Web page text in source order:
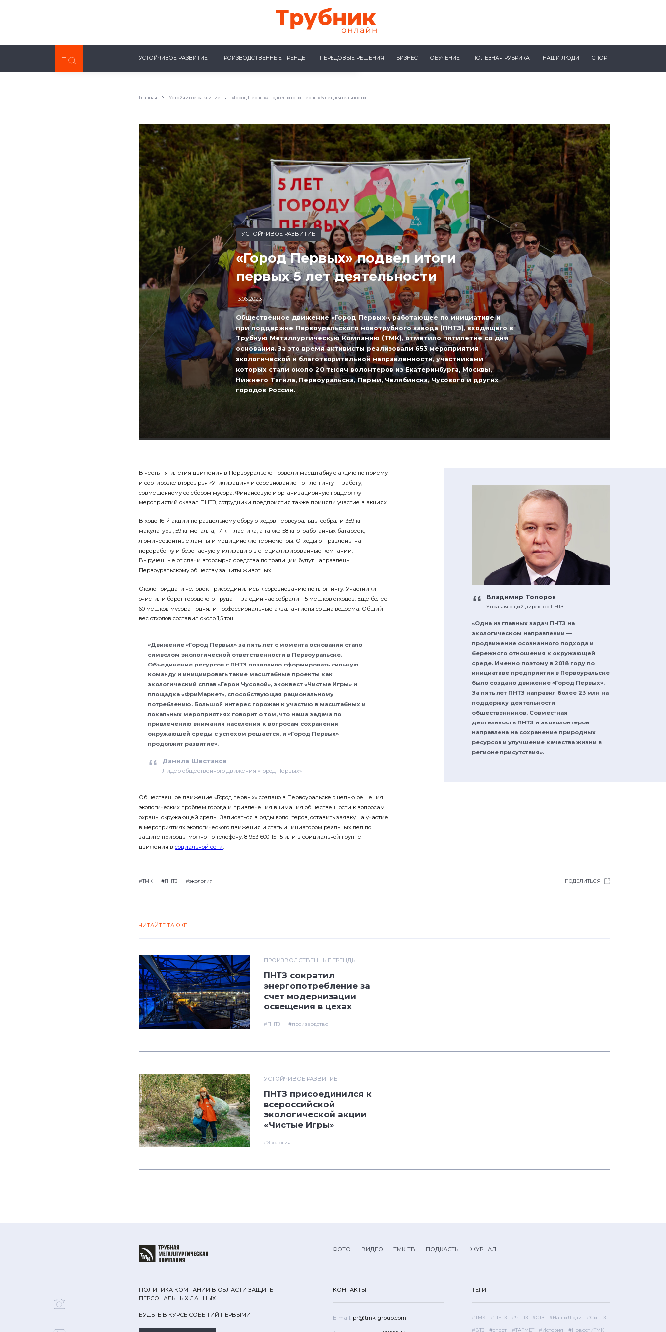
Неделя с ТМК. Выпуск №27 (225)
УСТОЙЧИВОЕ РАЗВИТИЕ ПРОИЗВОДСТВЕННЫЕ ТРЕНДЫ ПЕРЕДОВЫЕ РЕШЕНИЯ БИЗНЕС ОБУЧЕНИЕ ПОЛЕЗНАЯ РУБРИКА НАШИ ЛЮДИ СПОРТ
Главная Устойчивое развитие «Город Первых» подвел итоги первых 5 лет деятельности
УСТОЙЧИВОЕ РАЗВИТИЕ
«Город Первых» подвел итоги
первых 5 лет деятельности
13.06.2023
Общественное движение «Город Первых», работающее по инициативе и
при поддержке Первоуральского новотрубного завода (ПНТЗ), входящего в
Трубную Металлургическую Компанию (ТМК), отметило пятилетие со дня
основания. За это время активисты реализовали 653 мероприятия
экологической и благотворительной направленности, участниками
которых стали около 20 тысяч волонтеров из Екатеринбурга, Москвы,
Нижнего Тагила, Первоуральска, Перми, Челябинска, Чусового и других
городов России.
В честь пятилетия движения в Первоуральске провели масштабную акцию по приему
и сортировке вторсырья «Утилизация» и соревнование по плоггингу — забегу,
совмещенному со сбором мусора. Финансовую и организационную поддержку
мероприятий оказал ПНТЗ, сотрудники предприятия также приняли участие в акциях.
В ходе 16-й акции по раздельному сбору отходов первоуральцы собрали 359 кг
макулатуры, 59 кг металла, 17 кг пластика, а также 58 кг отработанных батареек,
люминесцентные лампы и медицинские термометры. Отходы отправлены на
переработку и безопасную утилизацию в специализированные компании.
Вырученные от сдачи вторсырья средства по традиции будут направлены
Первоуральскому обществу защиты животных.
Около тридцати человек присоединились к соревнованию по плоггингу. Участники
очистили берег городского пруда — за один час собрали 115 мешков отходов. Еще более
60 мешков мусора подняли профессиональные аквалангисты со дна водоема. Общий
вес отходов составил около 1,5 тонн.
«Движение «Город Первых» за пять лет с момента основания стало
символом экологической ответственности в Первоуральске.
Объединение ресурсов с ПНТЗ позволило сформировать сильную
команду и инициировать такие масштабные проекты как
экологический сплав «Герои Чусовой», экоквест «Чистые Игры» и
площадка «ФриМаркет», способствующая рациональному
потреблению. Большой интерес горожан к участию в масштабных и
локальных мероприятиях говорит о том, что наша задача по
привлечению внимания населения к вопросам сохранения
окружающей среды с успехом решается, и «Город Первых»
продолжит развитие».
Данила Шестаков
Лидер общественного движения «Город Первых»
Общественное движение «Город первых» создано в Первоуральске с целью решения
экологических проблем города и привлечения внимания общественности к вопросам
охраны окружающей среды. Записаться в ряды волонтеров, оставить заявку на участие
в мероприятиях экологического движения и стать инициатором реальных дел по
защите природы можно по телефону: 8-953-600-15-15 или в официальной группе
движения в социальной сети
Владимир Топоров
Управляющий директор ПНТЗ
«Одна из главных задач ПНТЗ на
экологическом направлении —
продвижение осознанного подхода и
бережного отношения к окружающей
среде. Именно поэтому в 2018 году по
инициативе предприятия в Первоуральске
было создано движение «Город Первых».
За пять лет ПНТЗ направил более 23 млн на
поддержку деятельности
общественников. Совместная
деятельность ПНТЗ и эковолонтеров
направлена на сохранение природных
ресурсов и улучшение качества жизни в
регионе присутствия».
#ТМК #ПНТЗ #экология ПОДЕЛИТЬСЯ
ЧИТАЙТЕ ТАКЖЕ
ПРОИЗВОДСТВЕННЫЕ ТРЕНДЫ
ПНТЗ сократил
энергопотребление за
счет модернизации
освещения в цехах
#ПНТЗ #производство
УСТОЙЧИВОЕ РАЗВИТИЕ
ПНТЗ присоединился к
всероссийской
экологической акции
«Чистые Игры»
#Экология
ФОТО ВИДЕО ТМК ТВ ПОДКАСТЫ ЖУРНАЛ
ПОЛИТИКА КОМПАНИИ В ОБЛАСТИ ЗАЩИТЫ
ПЕРСОНАЛЬНЫХ ДАННЫХ
БУДЬТЕ В КУРСЕ СОБЫТИЙ ПЕРВЫМИ
КОНТАКТЫ
E-mail: pr@tmk-group.com
ТЕГИ
#ТМК #ПНТЗ #ЧТПЗ #СТЗ #НашиЛюди #СинТЗ
#ВТЗ #спорт #ТАГМЕТ #История #НовостиТМК